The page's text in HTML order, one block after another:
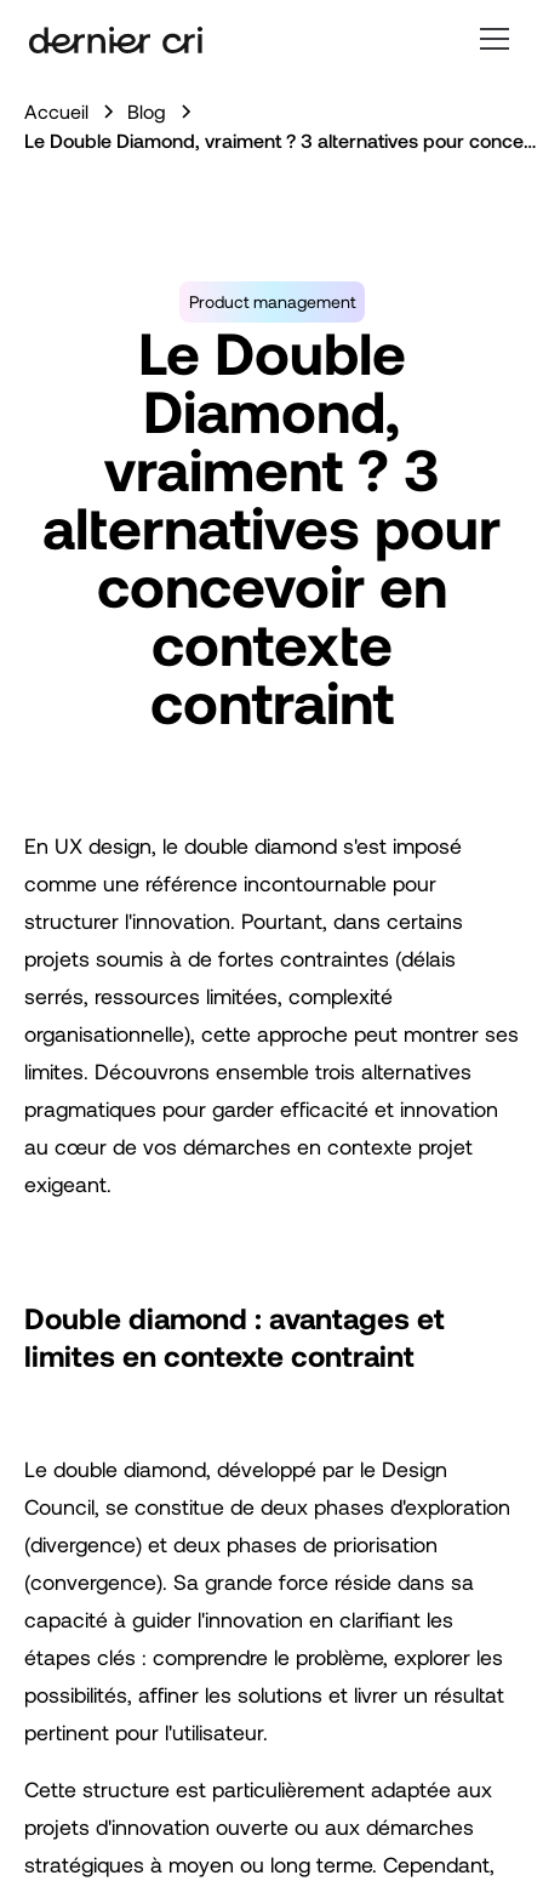
Accueil
Blog
Le Double Diamond, vraiment ? 3 alternatives pour concevoir en contexte contraint
Product management
Le Double
Diamond,
vraiment ? 3
alternatives pour
concevoir en
contexte
contraint
En UX design, le double diamond s'est imposé
comme une référence incontournable pour
structurer l'innovation. Pourtant, dans certains
projets soumis à de fortes contraintes (délais
serrés, ressources limitées, complexité
organisationnelle), cette approche peut montrer ses
limites. Découvrons ensemble trois alternatives
pragmatiques pour garder efficacité et innovation
au cœur de vos démarches en contexte projet
exigeant.
Double diamond : avantages et
limites en contexte contraint
Le double diamond, développé par le Design
Council, se constitue de deux phases d'exploration
(divergence) et deux phases de priorisation
(convergence). Sa grande force réside dans sa
capacité à guider l'innovation en clarifiant les
étapes clés : comprendre le problème, explorer les
possibilités, affiner les solutions et livrer un résultat
pertinent pour l'utilisateur.
Cette structure est particulièrement adaptée aux
projets d'innovation ouverte ou aux démarches
stratégiques à moyen ou long terme. Cependant,